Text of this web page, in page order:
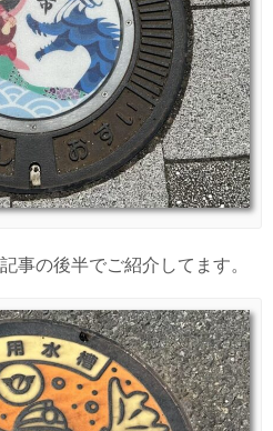
事の後半でご紹介してます。